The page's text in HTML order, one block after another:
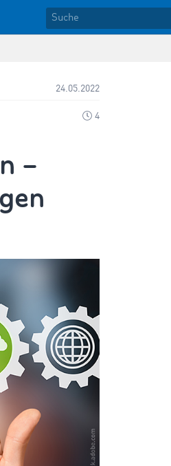
24.05.2022
4
–